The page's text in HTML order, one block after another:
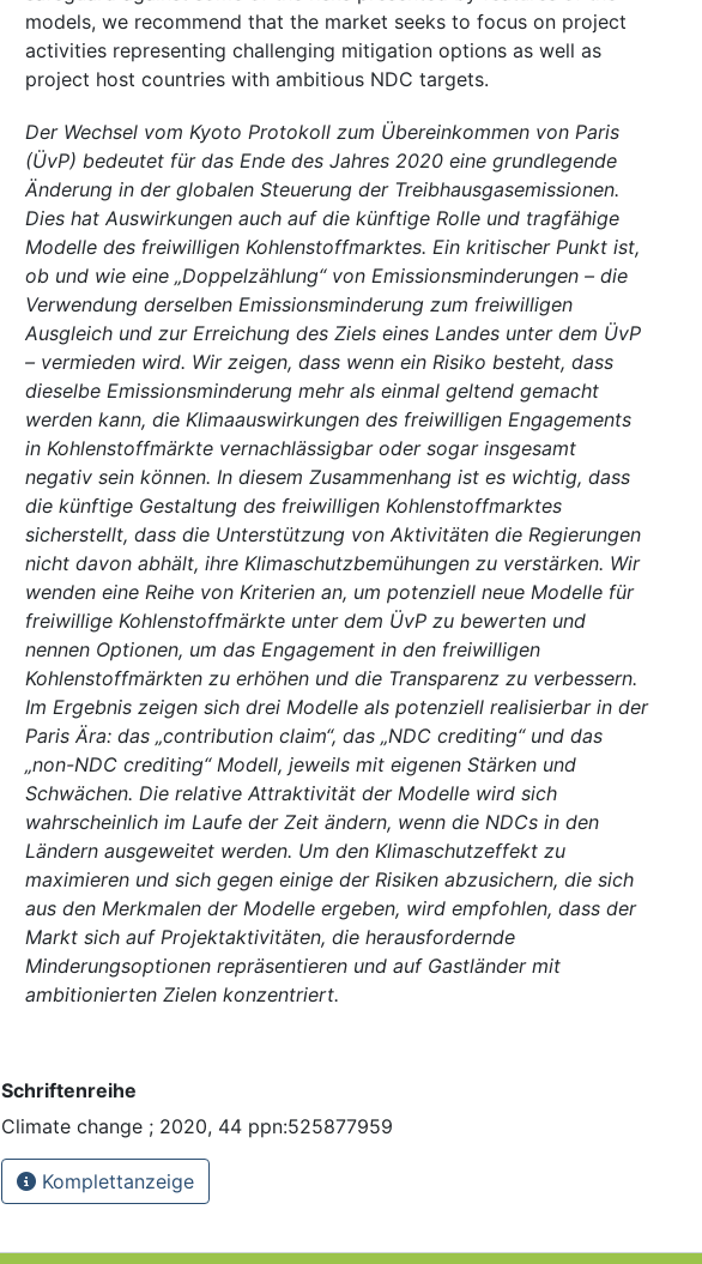
models, we recommend that the market seeks to focus on project
activities representing challenging mitigation options as well as
project host countries with ambitious NDC targets.
Der Wechsel vom Kyoto Protokoll zum Übereinkommen von Paris
(ÜvP) bedeutet für das Ende des Jahres 2020 eine grundlegende
Änderung in der globalen Steuerung der Treibhausgasemissionen.
Dies hat Auswirkungen auch auf die künftige Rolle und tragfähige
Modelle des freiwilligen Kohlenstoffmarktes. Ein kritischer Punkt ist,
ob und wie eine „Doppelzählung“ von Emissionsminderungen – die
Verwendung derselben Emissionsminderung zum freiwilligen
Ausgleich und zur Erreichung des Ziels eines Landes unter dem ÜvP
– vermieden wird. Wir zeigen, dass wenn ein Risiko besteht, dass
dieselbe Emissionsminderung mehr als einmal geltend gemacht
werden kann, die Klimaauswirkungen des freiwilligen Engagements
in Kohlenstoffmärkte vernachlässigbar oder sogar insgesamt
negativ sein können. In diesem Zusammenhang ist es wichtig, dass
die künftige Gestaltung des freiwilligen Kohlenstoffmarktes
sicherstellt, dass die Unterstützung von Aktivitäten die Regierungen
nicht davon abhält, ihre Klimaschutzbemühungen zu verstärken. Wir
wenden eine Reihe von Kriterien an, um potenziell neue Modelle für
freiwillige Kohlenstoffmärkte unter dem ÜvP zu bewerten und
nennen Optionen, um das Engagement in den freiwilligen
Kohlenstoffmärkten zu erhöhen und die Transparenz zu verbessern.
Im Ergebnis zeigen sich drei Modelle als potenziell realisierbar in der
Paris Ära: das „contribution claim“, das „NDC crediting“ und das
„non-NDC crediting“ Modell, jeweils mit eigenen Stärken und
Schwächen. Die relative Attraktivität der Modelle wird sich
wahrscheinlich im Laufe der Zeit ändern, wenn die NDCs in den
Ländern ausgeweitet werden. Um den Klimaschutzeffekt zu
maximieren und sich gegen einige der Risiken abzusichern, die sich
aus den Merkmalen der Modelle ergeben, wird empfohlen, dass der
Markt sich auf Projektaktivitäten, die herausfordernde
Minderungsoptionen repräsentieren und auf Gastländer mit
ambitionierten Zielen konzentriert.
Schriftenreihe
Climate change ; 2020, 44 ppn:525877959
Komplettanzeige